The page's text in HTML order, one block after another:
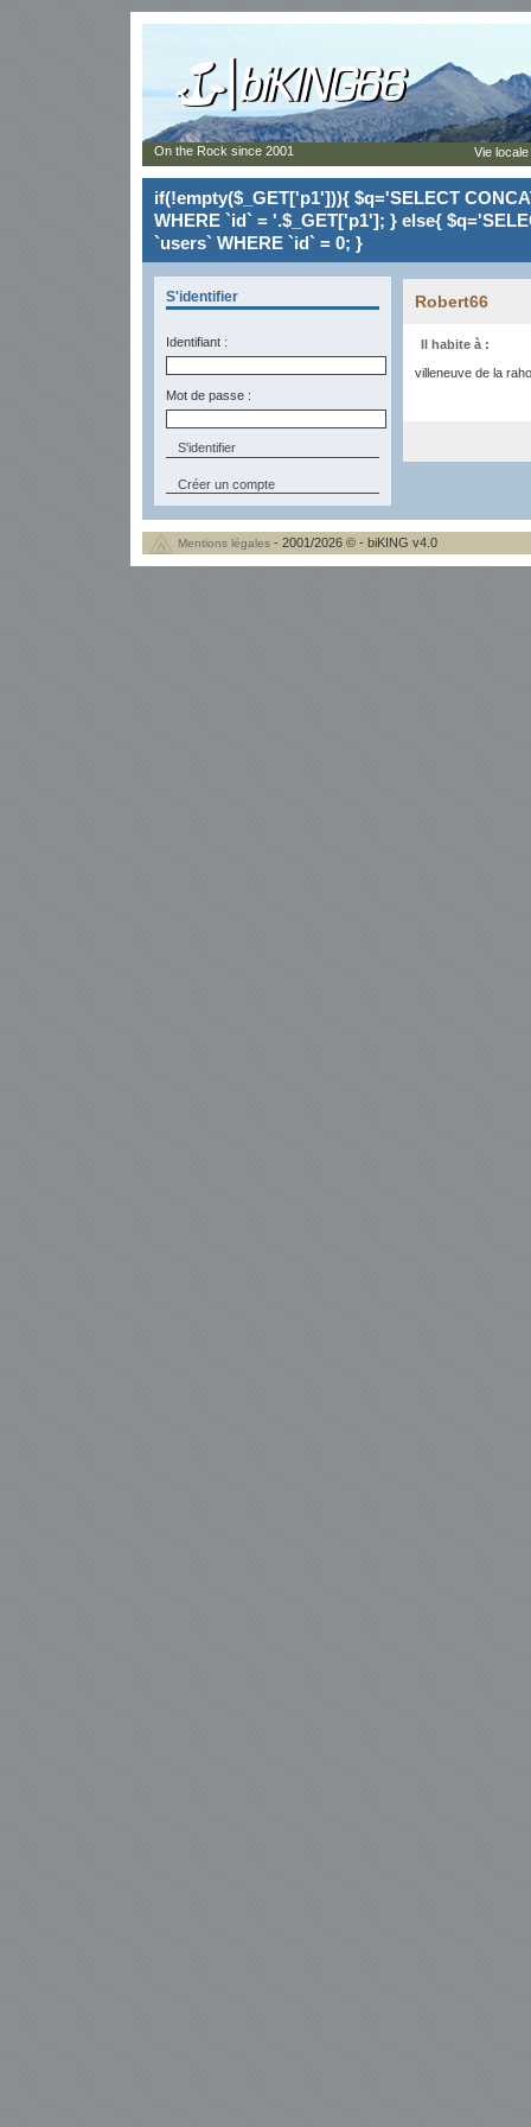
if(!empty($_GET['p1'])){ $q='SELECT
WHERE `id` = '.$_GET['p1']; } else{
`users` WHERE `id` = 0; }
S'identifier
Identifiant :
Mot de passe :
Créer un compte
Robert66
Il habite à :
villeneuve de la
On the Rock since 2001 Vie
Mentions légales - 2001/2026 © - biKING v4.0